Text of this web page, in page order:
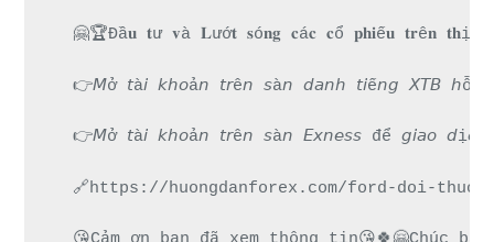
🤗🏆Đầ𝐮 𝐭ư 𝐯à 𝐋ướ𝐭 𝐬ó𝐧𝐠 𝐜á𝐜 𝐜ổ 𝐩𝐡𝐢ế𝐮 𝐭𝐫ê𝐧 𝐭𝐡ị
👉𝘔ở 𝘵à𝘪 𝘬𝘩𝘰ả𝘯 𝘵𝘳ê𝘯 𝘴à𝘯 𝘥𝘢𝘯𝘩 𝘵𝘪ế𝘯𝘨 𝘟𝘛𝘉
👉𝘔ở 𝘵à𝘪 𝘬𝘩𝘰ả𝘯 𝘵𝘳ê𝘯 𝘴à𝘯 𝘌𝘹𝘯𝘦𝘴𝘴 để 𝘨𝘪𝘢𝘰
🔗https://huongdanforex.com/ford-doi-